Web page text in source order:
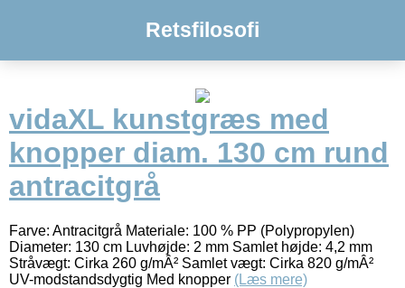
Retsfilosofi
vidaXL kunstgræs med
knopper diam. 130 cm rund
antracitgrå
Farve: Antracitgrå Materiale: 100 % PP (Polypropylen)
Diameter: 130 cm Luvhøjde: 2 mm Samlet højde: 4,2 mm
Stråvægt: Cirka 260 g/mÂ² Samlet vægt: Cirka 820 g/mÂ²
UV-modstandsdygtig Med knopper (Læs mere)